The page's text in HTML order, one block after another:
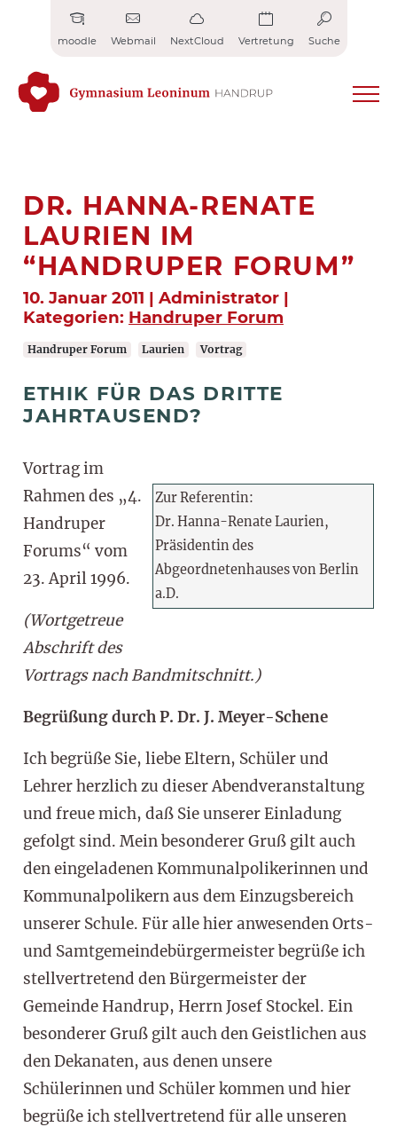
moodle Webmail NextCloud Vertretung Suche
DR. HANNA-RENATE
LAURIEN IM
“HANDRUPER FORUM”
10. Januar 2011 | Administrator |
Kategorien: Handruper Forum
Handruper Forum Laurien Vortrag
ETHIK FÜR DAS DRITTE
JAHRTAUSEND?
Zur Referentin:
Dr. Hanna-Renate Laurien,
Präsidentin des
Abgeordnetenhauses von Berlin
a.D.
Vortrag im
Rahmen des „4.
Handruper
Forums“ vom
23. April 1996.
(Wortgetreue
Abschrift des
Vortrags nach Bandmitschnitt.)
Begrüßung durch P. Dr. J. Meyer-Schene
Ich begrüße Sie, liebe Eltern, Schüler und
Lehrer herzlich zu dieser Abendveranstaltung
und freue mich, daß Sie unserer Einladung
gefolgt sind. Mein besonderer Gruß gilt auch
den eingeladenen Kommunalpolikerinnen und
Kommunalpolikern aus dem Einzugsbereich
unserer Schule. Für alle hier anwesenden Orts-
und Samtgemeindebürgermeister begrüße ich
stellvertretend den Bürgermeister der
Gemeinde Handrup, Herrn Josef Stockel. Ein
besonderer Gruß gilt auch den Geistlichen aus
den Dekanaten, aus denen unsere
Schülerinnen und Schüler kommen und hier
begrüße ich stellvertretend für alle unseren